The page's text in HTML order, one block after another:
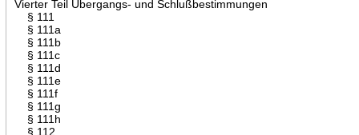
Vierter Teil Übergangs- und Schlußbestimmungen
§ 111
§ 111a
§ 111b
§ 111c
§ 111d
§ 111e
§ 111f
§ 111g
§ 111h
§ 112